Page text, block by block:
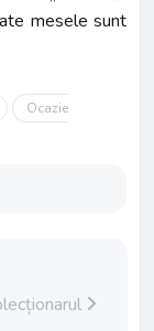
mesele sunt
Ocazie